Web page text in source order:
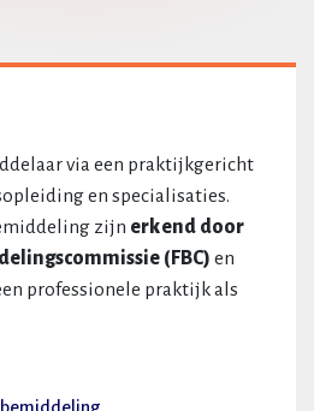
via een praktijkgericht
en specialisaties.
zijn erkend door
(FBC) en
professionele praktijk als